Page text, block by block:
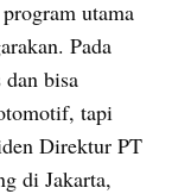
utama
Pada
bisa
tapi
Direktur PT
di Jakarta,